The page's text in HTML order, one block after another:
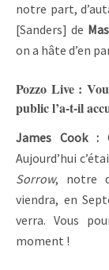
notre part,
[Sanders] de
on a hâte d’en
Pozzo Live :
public l’a-t-il
James Cook :
Aujourd’hui
Sorrow, notre
viendra, en
verra. Vous
moment !